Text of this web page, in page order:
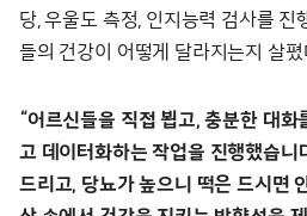
당, 우울도 측정, 인지능력 검사를 진
들의 건강이 어떻게 달라지는지 살폈
“어르신들을 직접 뵙고, 충분한 대
고 데이터화하는 작업을 진행했습니
드리고, 당뇨가 높으니 떡은 드시면